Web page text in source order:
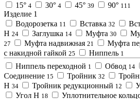
15° 4 30° 4 45° 39 90° 111
Изделие 1
Водорозетка 11 Вставка 32
Н 24 Заглушка 14 Муфта 30
27 Муфта надвижная 21 Муфта
с накидной гайкой 25 Ниппель 1
Ниппель переходной 1 Обвод 14
Соединение 15 Тройник 32
Н 34 Тройник редукционный 12
Угол Н 18 Уплотнительное